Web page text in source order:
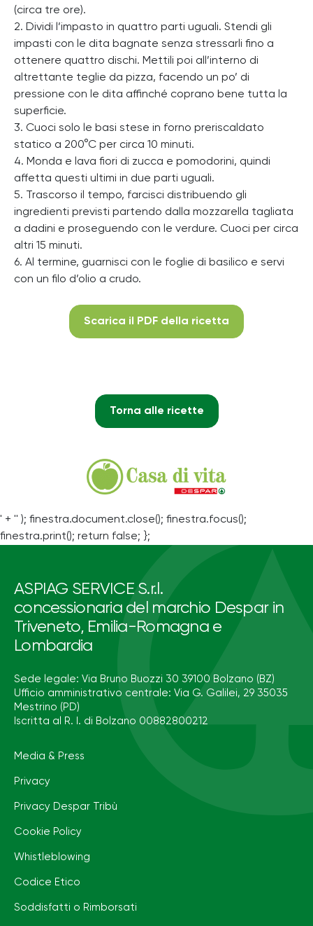
(circa tre ore).
2. Dividi l’impasto in quattro parti uguali. Stendi gli
impasti con le dita bagnate senza stressarli fino a
ottenere quattro dischi. Mettili poi all’interno di
altrettante teglie da pizza, facendo un po’ di
pressione con le dita affinché coprano bene tutta la
superficie.
3. Cuoci solo le basi stese in forno preriscaldato
statico a 200°C per circa 10 minuti.
4. Monda e lava fiori di zucca e pomodorini, quindi
affetta questi ultimi in due parti uguali.
5. Trascorso il tempo, farcisci distribuendo gli
ingredienti previsti partendo dalla mozzarella tagliata
a dadini e proseguendo con le verdure. Cuoci per circa
altri 15 minuti.
6. Al termine, guarnisci con le foglie di basilico e servi
con un filo d’olio a crudo.
Scarica il PDF della ricetta
Torna alle ricette
' + '' ); finestra.document.close(); finestra.focus();
finestra.print(); return false; };
ASPIAG SERVICE S.r.l.
concessionaria del marchio Despar in
Triveneto, Emilia-Romagna e
Lombardia
Sede legale: Via Bruno Buozzi 30 39100 Bolzano (BZ)
Ufficio amministrativo centrale: Via G. Galilei, 29 35035
Mestrino (PD)
Iscritta al R. I. di Bolzano 00882800212
Media & Press
Privacy
Privacy Despar Tribù
Cookie Policy
Whistleblowing
Codice Etico
Soddisfatti o Rimborsati